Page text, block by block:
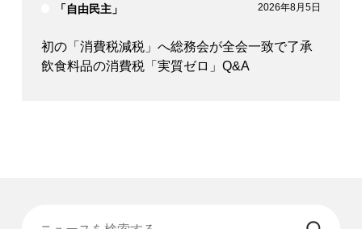
「自由民主」 2026年8月5日
初の「消費税減税」へ総務会が全会一致で了承
飲食料品の消費税「実質ゼロ」Q&A